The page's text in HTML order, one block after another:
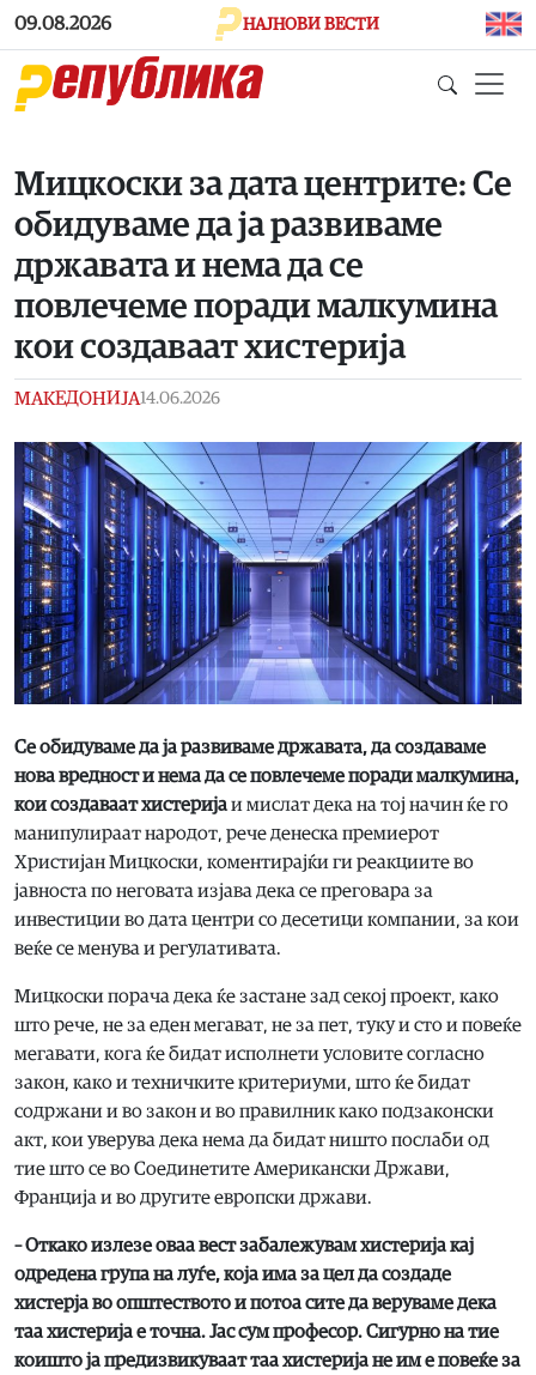
Skip to main content
09.08.2026 НАЈНОВИ ВЕСТИ
Мицкоски за дата центрите: Се
обидуваме да ја развиваме
државата и нема да се
повлечеме поради малкумина
кои создаваат хистерија
МАКЕДОНИЈА14.06.2026
Се обидуваме да ја развиваме државата, да создаваме
нова вредност и нема да се повлечеме поради малкумина,
кои создаваат хистеријаи мислат дека на тој начин ќе го
манипулираат народот, рече денеска премиерот
Христијан Мицкоски, коментирајќи ги реакциите во
јавноста по неговата изјава дека се преговара за
инвестиции во дата центри со десетици компании, за кои
веќе се менува и регулативата.
Мицкоски порача дека ќе застане зад секој проект, како
што рече, не за еден мегават, не за пет, туку и сто и повеќе
мегавати, кога ќе бидат исполнети условите согласно
закон, како и техничките критериуми, што ќе бидат
содржани и во закон и во правилник како подзаконски
акт, кои уверува дека нема да бидат ништо послаби од
тие што се во Соединетите Американски Држави,
Франција и во другите европски држави.
– Откако излезе оваа вест забалежувам хистерија кај
одредена група на луѓе, која има за цел да создаде
хистерја во општеството и потоа сите да веруваме дека
таа хистерија е точна. Јас сум професор. Сигурно на тие
коишто ја предизвикуваат таа хистерија не им е повеќе за